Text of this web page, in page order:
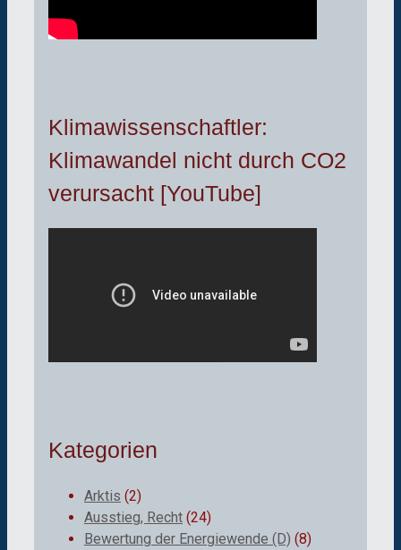
Klimawissenschaftler:
Klimawandel nicht durch CO2
verursacht [YouTube]
Kategorien
Arktis (2)
Ausstieg, Recht (24)
Bewertung der Energiewende (D) (8)